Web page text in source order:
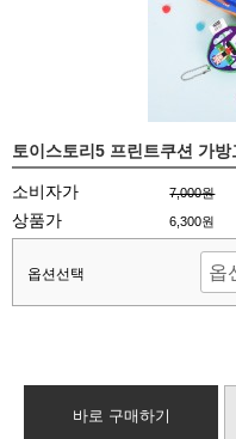
토이스토리5 프린트쿠션 가
소비자가 7,000원
상품가 6,300원
옵션선택
바로 구매하기